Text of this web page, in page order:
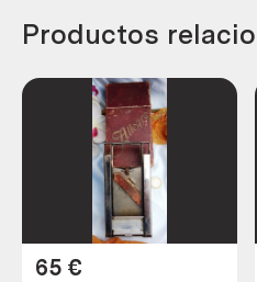
Productos
65 €